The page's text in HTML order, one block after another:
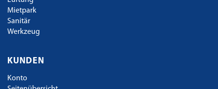
Mietpark
Sanitär
Werkzeug
KUNDEN
Konto